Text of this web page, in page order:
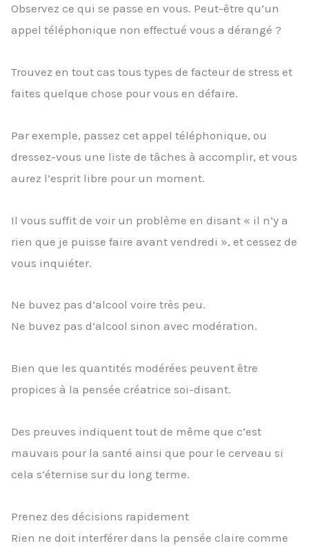
Observez ce qui se passe en vous. Peut-être qu’un
appel téléphonique non effectué vous a dérangé ?
Trouvez en tout cas tous types de facteur de stress et
faites quelque chose pour vous en défaire.
Par exemple, passez cet appel téléphonique, ou
dressez-vous une liste de tâches à accomplir, et vous
aurez l’esprit libre pour un moment.
Il vous suffit de voir un problème en disant « il n’y a
rien que je puisse faire avant vendredi », et cessez de
vous inquiéter.
Ne buvez pas d’alcool voire très peu.
Ne buvez pas d’alcool sinon avec modération.
Bien que les quantités modérées peuvent être
propices à la pensée créatrice soi-disant.
Des preuves indiquent tout de même que c’est
mauvais pour la santé ainsi que pour le cerveau si
cela s’éternise sur du long terme.
Prenez des décisions rapidement
Rien ne doit interférer dans la pensée claire comme